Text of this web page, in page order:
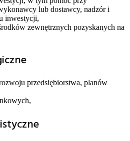
lub dostawcy, nadzór i
inwestycji,
zewnętrznych pozyskanych na
przedsiębiorstwa, planów